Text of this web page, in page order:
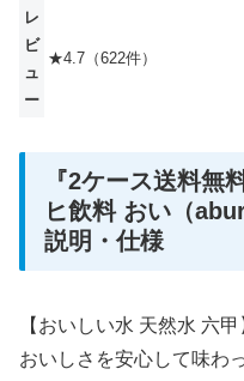
レ
ビ
ュ
ー
★4.7（622件）
『2ケース送料無
ヒ飲料 おい（
説明・仕様
【おいしい水 天然水 六
おいしさを安心して味わ